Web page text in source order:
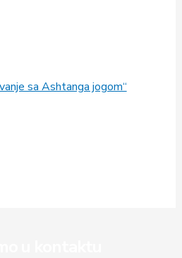
sa Ashtanga jogom“